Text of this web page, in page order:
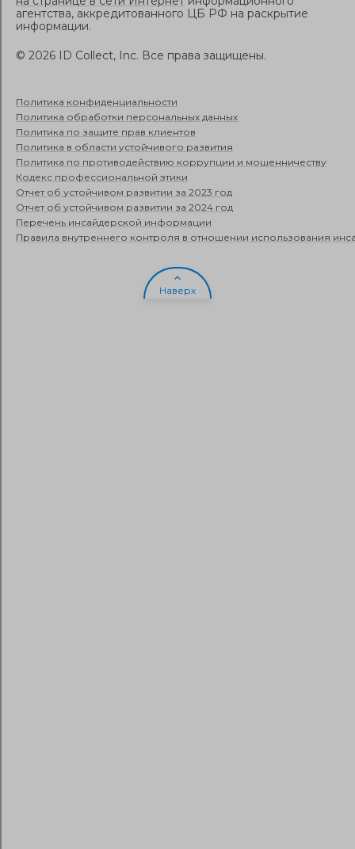
агентства, аккредитованного ЦБ РФ на раскрытие
информации.
© 2026 ID Collect, Inc. Все права защищены.
Политика конфиденциальности
Политика обработки персональных данных
Политика по защите прав клиентов
Политика в области устойчивого развития
Политика по противодействию коррупции и мошенничеству
Кодекс профессиональной этики
Отчет об устойчивом развитии за 2023 год
Отчет об устойчивом развитии за 2024 год
Перечень инсайдерской информации
Правила внутреннего контроля в отношении использования
Наверх